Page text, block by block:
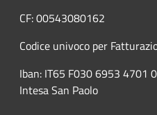
CF: 00543080162
Codice univoco per
Iban: IT65 F030 6953 4701
Intesa San Paolo